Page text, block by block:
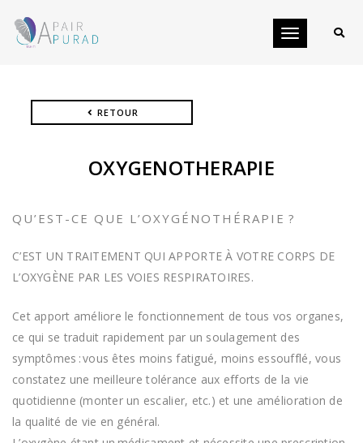
Toggle
RETOUR
OXYGENOTHERAPIE
QU’EST-CE QUE L’OXYGÉNOTHÉRAPIE ?
C’EST UN TRAITEMENT QUI APPORTE À VOTRE CORPS DE
L’OXYGÈNE PAR LES VOIES RESPIRATOIRES.
Cet apport améliore le fonctionnement de tous vos organes,
ce qui se traduit rapidement par un soulagement des
symptômes : vous êtes moins fatigué, moins essoufflé, vous
constatez une meilleure tolérance aux efforts de la vie
quotidienne (monter un escalier, etc.) et une amélioration de
la qualité de vie en général.